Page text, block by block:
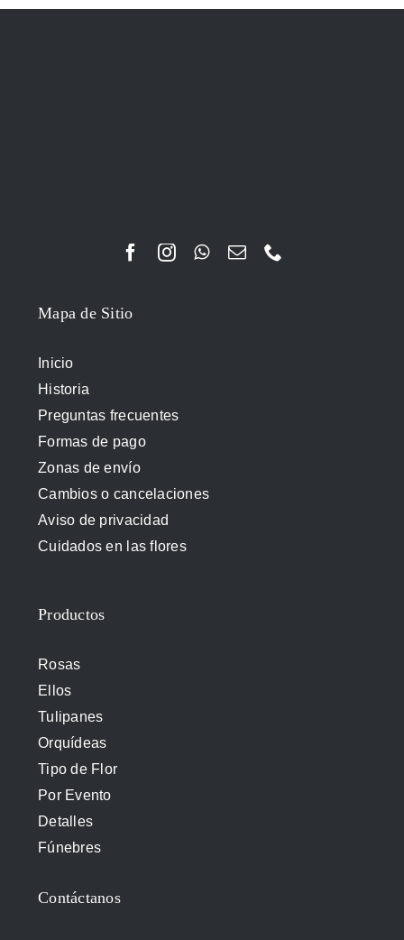
Mapa de Sitio
Inicio
Historia
Preguntas frecuentes
Formas de pago
Zonas de envío
Cambios o cancelaciones
Aviso de privacidad
Cuidados en las flores
Productos
Rosas
Ellos
Tulipanes
Orquídeas
Tipo de Flor
Por Evento
Detalles
Fúnebres
Contáctanos